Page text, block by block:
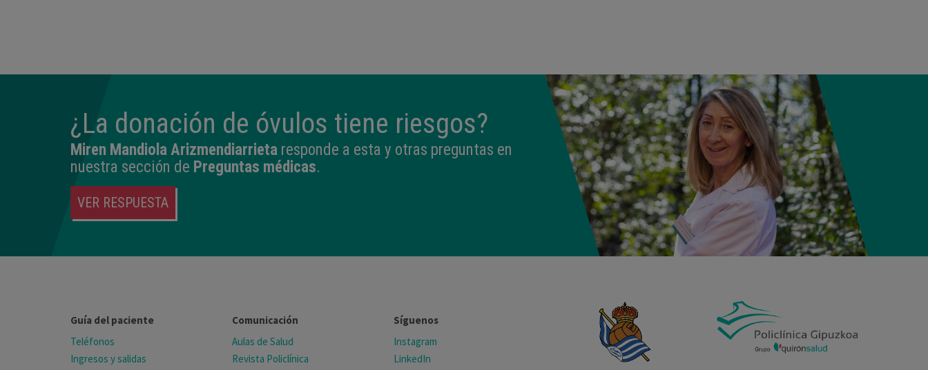
¿La donación de óvulos tiene riesgos?
Miren Mandiola Arizmendiarrieta responde a esta y otras preguntas en
nuestra sección de Preguntas médicas.
VER RESPUESTA
Guía del paciente
Teléfonos
Ingresos y salidas
Comunicación
Aulas de Salud
Revista Policlínica
Síguenos
Instagram
LinkedIn